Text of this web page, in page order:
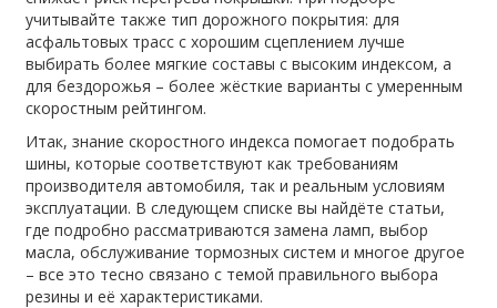
учитывайте также тип дорожного покрытия: для
асфальтовых трасс с хорошим сцеплением лучше
выбирать более мягкие составы с высоким индексом, а
для бездорожья – более жёсткие варианты с умеренным
скоростным рейтингом.
Итак, знание скоростного индекса помогает подобрать
шины, которые соответствуют как требованиям
производителя автомобиля, так и реальным условиям
эксплуатации. В следующем списке вы найдёте статьи,
где подробно рассматриваются замена ламп, выбор
масла, обслуживание тормозных систем и многое другое
– все это тесно связано с темой правильного выбора
резины и её характеристиками.